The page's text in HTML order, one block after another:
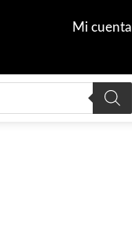
Mi cuenta